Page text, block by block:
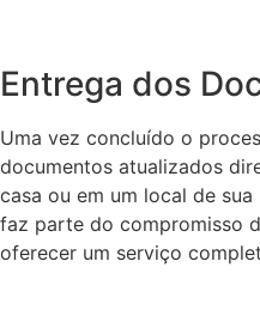
Entrega dos
Uma vez concluído o
documentos atualizados
casa ou em um local de
faz parte do compromisso
oferecer um serviço